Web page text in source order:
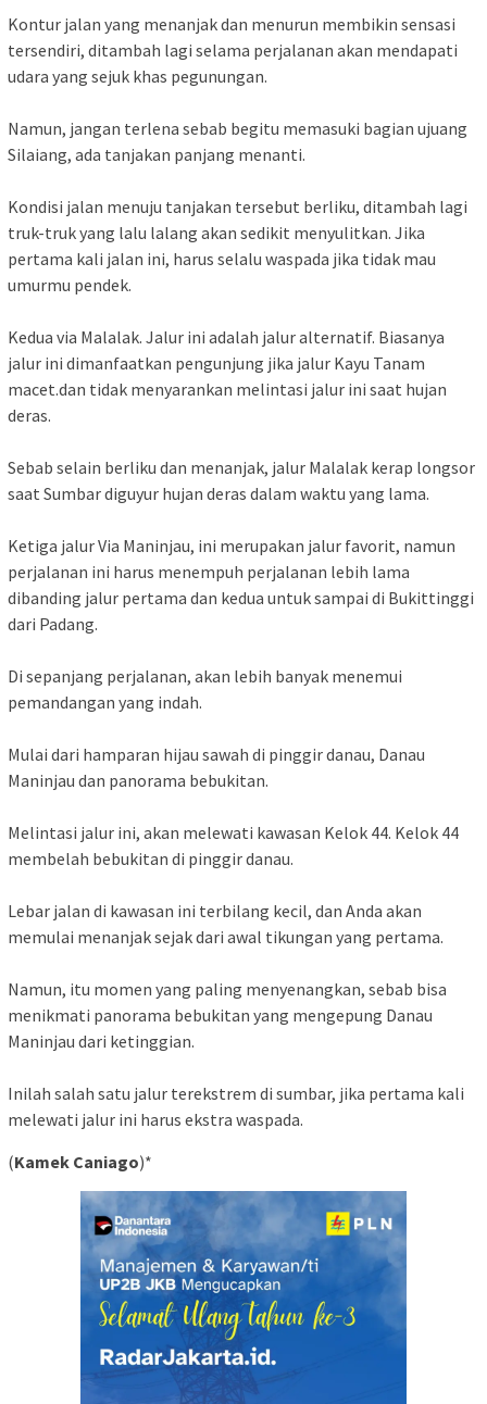
Kontur jalan yang menanjak dan menurun membikin sensasi
tersendiri, ditambah lagi selama perjalanan akan mendapati
udara yang sejuk khas pegunungan.
Namun, jangan terlena sebab begitu memasuki bagian ujuang
Silaiang, ada tanjakan panjang menanti.
Kondisi jalan menuju tanjakan tersebut berliku, ditambah lagi
truk-truk yang lalu lalang akan sedikit menyulitkan. Jika
pertama kali jalan ini, harus selalu waspada jika tidak mau
umurmu pendek.
Kedua via Malalak. Jalur ini adalah jalur alternatif. Biasanya
jalur ini dimanfaatkan pengunjung jika jalur Kayu Tanam
macet.dan tidak menyarankan melintasi jalur ini saat hujan
deras.
Sebab selain berliku dan menanjak, jalur Malalak kerap longsor
saat Sumbar diguyur hujan deras dalam waktu yang lama.
Ketiga jalur Via Maninjau, ini merupakan jalur favorit, namun
perjalanan ini harus menempuh perjalanan lebih lama
dibanding jalur pertama dan kedua untuk sampai di Bukittinggi
dari Padang.
Di sepanjang perjalanan, akan lebih banyak menemui
pemandangan yang indah.
Mulai dari hamparan hijau sawah di pinggir danau, Danau
Maninjau dan panorama bebukitan.
Melintasi jalur ini, akan melewati kawasan Kelok 44. Kelok 44
membelah bebukitan di pinggir danau.
Lebar jalan di kawasan ini terbilang kecil, dan Anda akan
memulai menanjak sejak dari awal tikungan yang pertama.
Namun, itu momen yang paling menyenangkan, sebab bisa
menikmati panorama bebukitan yang mengepung Danau
Maninjau dari ketinggian.
Inilah salah satu jalur terekstrem di sumbar, jika pertama kali
melewati jalur ini harus ekstra waspada.
(Kamek Caniago)*